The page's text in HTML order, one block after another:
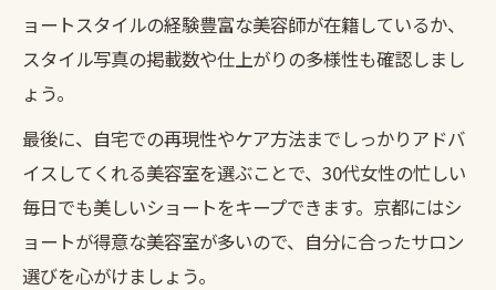
ョートスタイルの経験豊富な美容師が在籍しているか、
スタイル写真の掲載数や仕上がりの多様性も確認しまし
ょう。
最後に、自宅での再現性やケア方法までしっかりアドバ
イスしてくれる美容室を選ぶことで、30代女性の忙しい
毎日でも美しいショートをキープできます。京都にはシ
ョートが得意な美容室が多いので、自分に合ったサロン
選びを心がけましょう。